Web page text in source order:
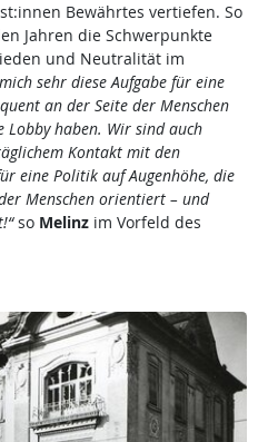
Bewährtes vertiefen. So
Jahren die Schwerpunkte
und Neutralität im
sehr diese Aufgabe für eine
an der Seite der Menschen
Lobby haben. Wir sind auch
Kontakt mit den
eine Politik auf Augenhöhe, die
Menschen orientiert – und
so Melinzim Vorfeld des